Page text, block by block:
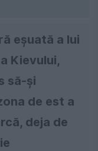
eșuată a lui
Kievului,
să-și
de est a
deja de